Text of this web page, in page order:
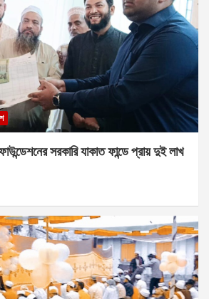
সরকারি যাকাত ফান্ডে প্রায় দুই লাখ